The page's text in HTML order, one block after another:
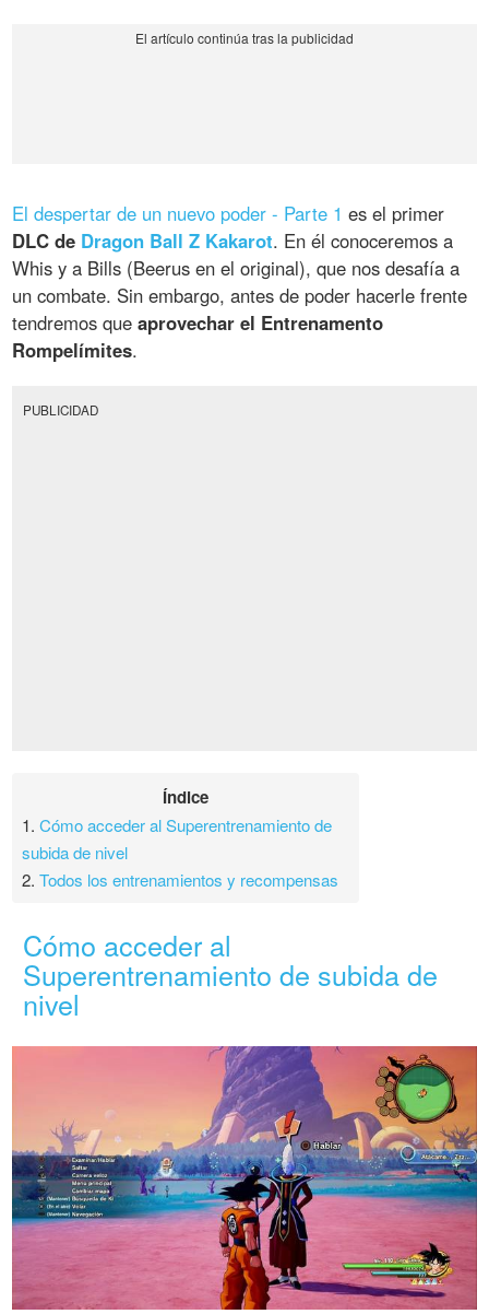
El despertar de un nuevo poder - Parte 1 es el primer
DLC de Dragon Ball Z Kakarot. En él conoceremos a
Whis y a Bills (Beerus en el original), que nos desafía a
un combate. Sin embargo, antes de poder hacerle frente
tendremos queaprovechar el Entrenamento
Rompelímites.
PUBLICIDAD
Índice
1.Cómo acceder al Superentrenamiento de
subida de nivel
2.Todos los entrenamientos y recompensas
Cómo acceder al
Superentrenamiento de subida de
nivel